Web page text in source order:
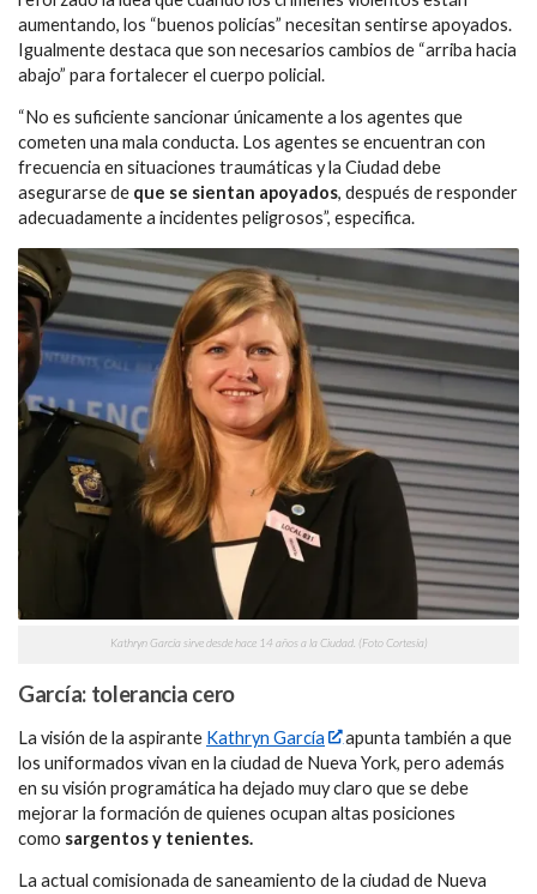
aumentando, los “buenos policías” necesitan sentirse apoyados.
Igualmente destaca que son necesarios cambios de “arriba hacia
abajo” para fortalecer el cuerpo policial.
“No es suficiente sancionar únicamente a los agentes que
cometen una mala conducta. Los agentes se encuentran con
frecuencia en situaciones traumáticas y la Ciudad debe
asegurarse de que se sientan apoyados, después de responder
adecuadamente a incidentes peligrosos”, especifica.
Kathryn García sirve desde hace 14 años a la Ciudad. (Foto Cortesía)
García: tolerancia cero
La visión de la aspirante Kathryn García
apunta también a que
los uniformados vivan en la ciudad de Nueva York, pero además
en su visión programática ha dejado muy claro que se debe
mejorar la formación de quienes ocupan altas posiciones
como sargentos y tenientes.
La actual comisionada de saneamiento de la ciudad de Nueva